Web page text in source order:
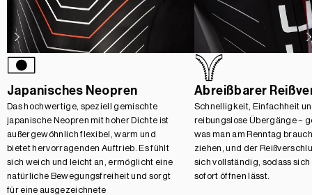
Japanisches Neopren
Das hochwertige, speziell gemischte
japanische Neopren mit hoher Dichte ist
außergewöhnlich flexibel, warm und
bietet hervorragenden Auftrieb. Es fühlt
sich weich und leicht an, ermöglicht eine
natürliche Bewegungsfreiheit und sorgt
für eine ausgezeichnete
Abreißbarer
Schnelligkeit, Einfachheit
reibungslose Übergänge –
was man am Renntag
ziehen, und der
sich vollständig, sodass
sofort öffnen lässt.